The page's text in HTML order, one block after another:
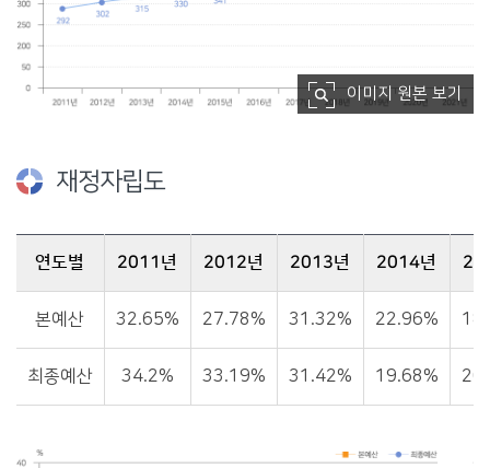
이미지 원본 보기
재정자립도
연도별 2011년 2012년 2013년 2014년
본예산 32.65% 27.78% 31.32% 22.96%
최종예산 34.2% 33.19% 31.42% 19.68%